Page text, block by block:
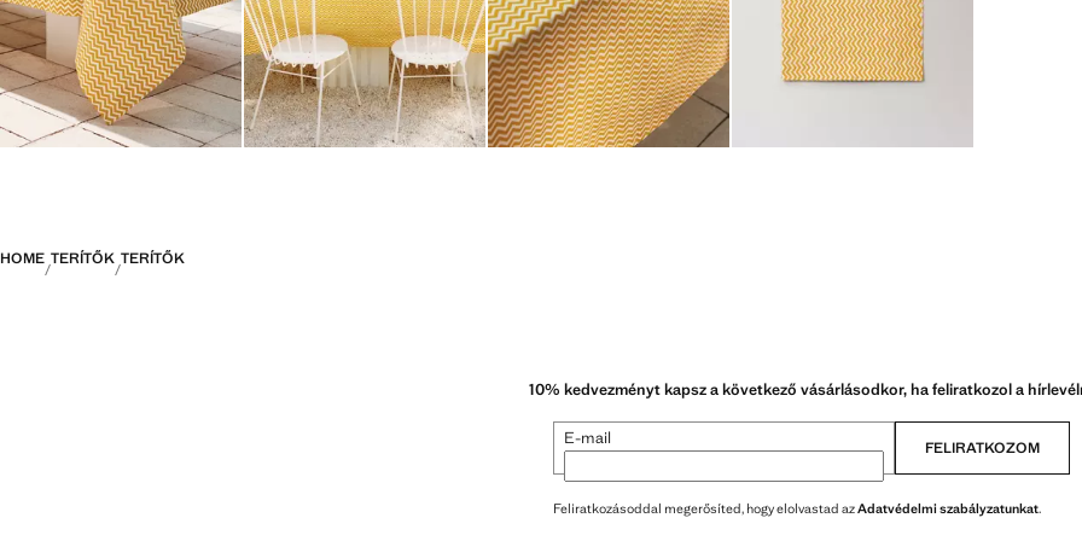
HOME TERÍTŐK TERÍTŐK
10% kedvezményt kapsz a következő vásárlásodkor, ha feliratkozol a
E-mail FELIRATKOZOM
Feliratkozásoddal megerősíted, hogy elolvastad azAdatvédelmi szabályzatunkat.